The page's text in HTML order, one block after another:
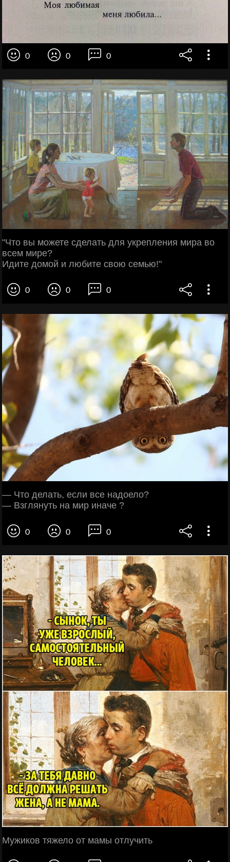
0 0 0
"Что вы можете сделать для укрепления мира во
всем мире?
Идите домой и любите свою семью!"
0 0 0
— Что делать, если все надоело?
— Взглянуть на мир иначе ?
0 0 0
Мужиков тяжело от мамы отлучить